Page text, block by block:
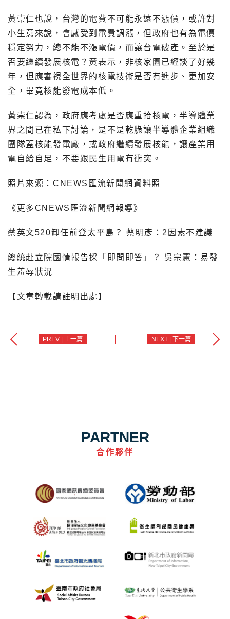
黃崇仁也說，台灣的電費不可能永遠不漲價，或許對
小生意來說，會感受到電費調漲，但政府也有為電價
穩定努力，總不能不漲電價，而讓台電破產。至於是
否要繼續發展核電？黃表示，非核家園已經談了好幾
年，但應審視全世界的核電技術是否有進步、更加安
全，畢竟核能發電成本低。
黃崇仁認為，政府應考慮是否應重拾核電，半導體業
界之間已在私下討論，是不是乾脆讓半導體企業組織
團隊蓋核能發電廠，或政府繼續發展核能，讓產業用
電自給自足，不要跟民生用電有衝突。
照片來源：CNEWS匯流新聞網資料照
《更多CNEWS匯流新聞網報導》
蔡英文520卸任前登太平島？ 蔡明彥：2因素不建議
總統赴立院國情報告採「即問即答」？ 吳宗憲：易發
生羞辱狀況
【文章轉載請註明出處】
PREV | 上一篇 NEXT | 下一篇
PARTNER
合作夥伴